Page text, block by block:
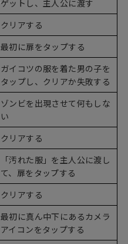
ゲットし、主人公に渡す
クリアする
最初に扉をタップする
ガイコツの服を着た男の子を
タップし、クリアか失敗する
ゾンビを出現させて何もしな
い
クリアする
「汚れた服」を主人公に渡し
て、扉をタップする
クリアする
最初に真ん中下にあるカメラ
アイコンをタップする